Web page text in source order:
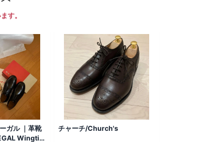
す。
ガル ｜革靴
Wingtip
チャーチ/Church's